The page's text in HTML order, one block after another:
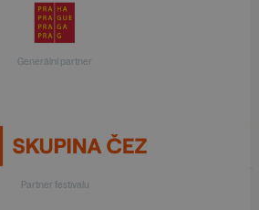
Generální partner
Partner festivalu